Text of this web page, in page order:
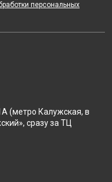
персональных
(метро Калужская, в
сразу за ТЦ